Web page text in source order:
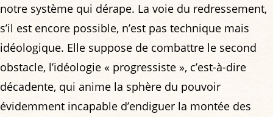
notre système qui dérape. La voie du redressement,
s’il est encore possible, n’est pas technique mais
idéologique. Elle suppose de combattre le second
obstacle, l’idéologie « progressiste », c’est-à-dire
décadente, qui anime la sphère du pouvoir
évidemment incapable d’endiguer la montée des